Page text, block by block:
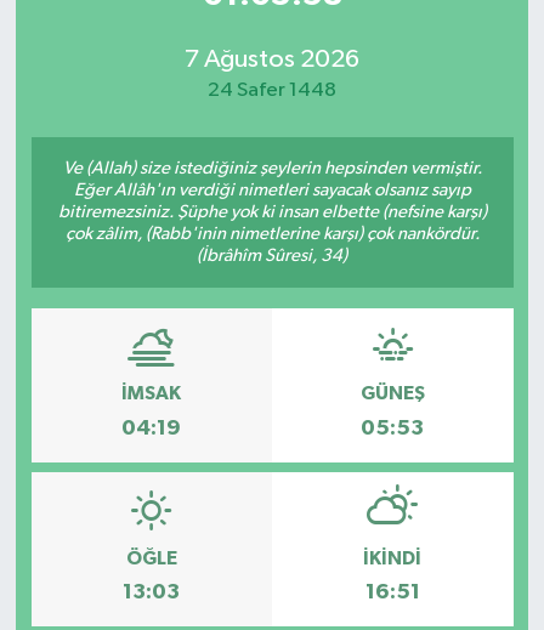
7 Ağustos 2026
24 Safer 1448
Ve (Allah) size istediğiniz şeylerin hepsinden vermiştir.
Eğer Allâh'ın verdiği nimetleri sayacak olsanız sayıp
bitiremezsiniz. Şüphe yok ki insan elbette (nefsine karşı)
çok zâlim, (Rabb'inin nimetlerine karşı) çok nankördür.
(İbrâhîm Sûresi, 34)
İMSAK
04:19
GÜNEŞ
05:53
ÖĞLE
13:03
İKINDI
16:51